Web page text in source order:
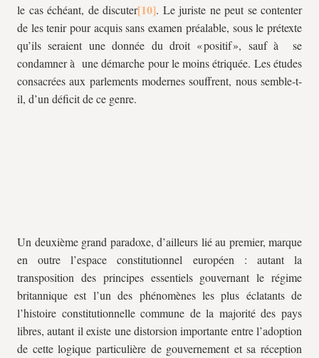
le cas échéant, de discuter
. Le juriste ne peut se contenter
de les tenir pour acquis sans examen préalable, sous le prétexte
qu’ils seraient une donnée du droit « positif », sauf à se
condamner à une démarche pour le moins étriquée. Les études
consacrées aux parlements modernes souffrent, nous semble-t-
il, d’un déficit de ce genre.
Un deuxième grand paradoxe, d’ailleurs lié au premier, marque
en outre l’espace constitutionnel européen : autant la
transposition des principes essentiels gouvernant le régime
britannique est l’un des phénomènes les plus éclatants de
l’histoire constitutionnelle commune de la majorité des pays
libres, autant il existe une distorsion importante entre l’adoption
de cette logique particulière de gouvernement et sa réception